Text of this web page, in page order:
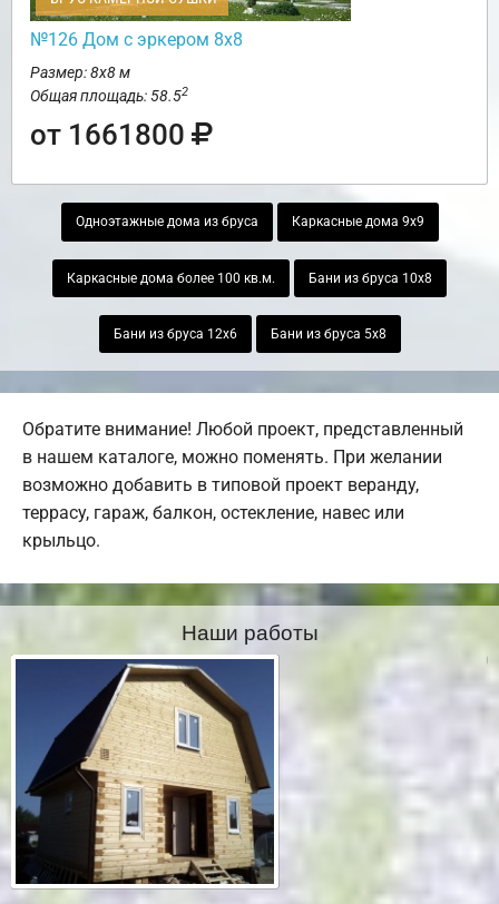
№126 Дом с эркером 8х8
Размер: 8х8 м
Общая площадь: 58.52
от 1661800
Одноэтажные дома из бруса Каркасные дома 9х9
Каркасные дома более 100 кв.м. Бани из бруса 10х8
Бани из бруса 12х6 Бани из бруса 5х8
Обратите внимание! Любой проект, представленный
в нашем каталоге, можно поменять. При желании
возможно добавить в типовой проект веранду,
террасу, гараж, балкон, остекление, навес или
крыльцо.
Наши работы